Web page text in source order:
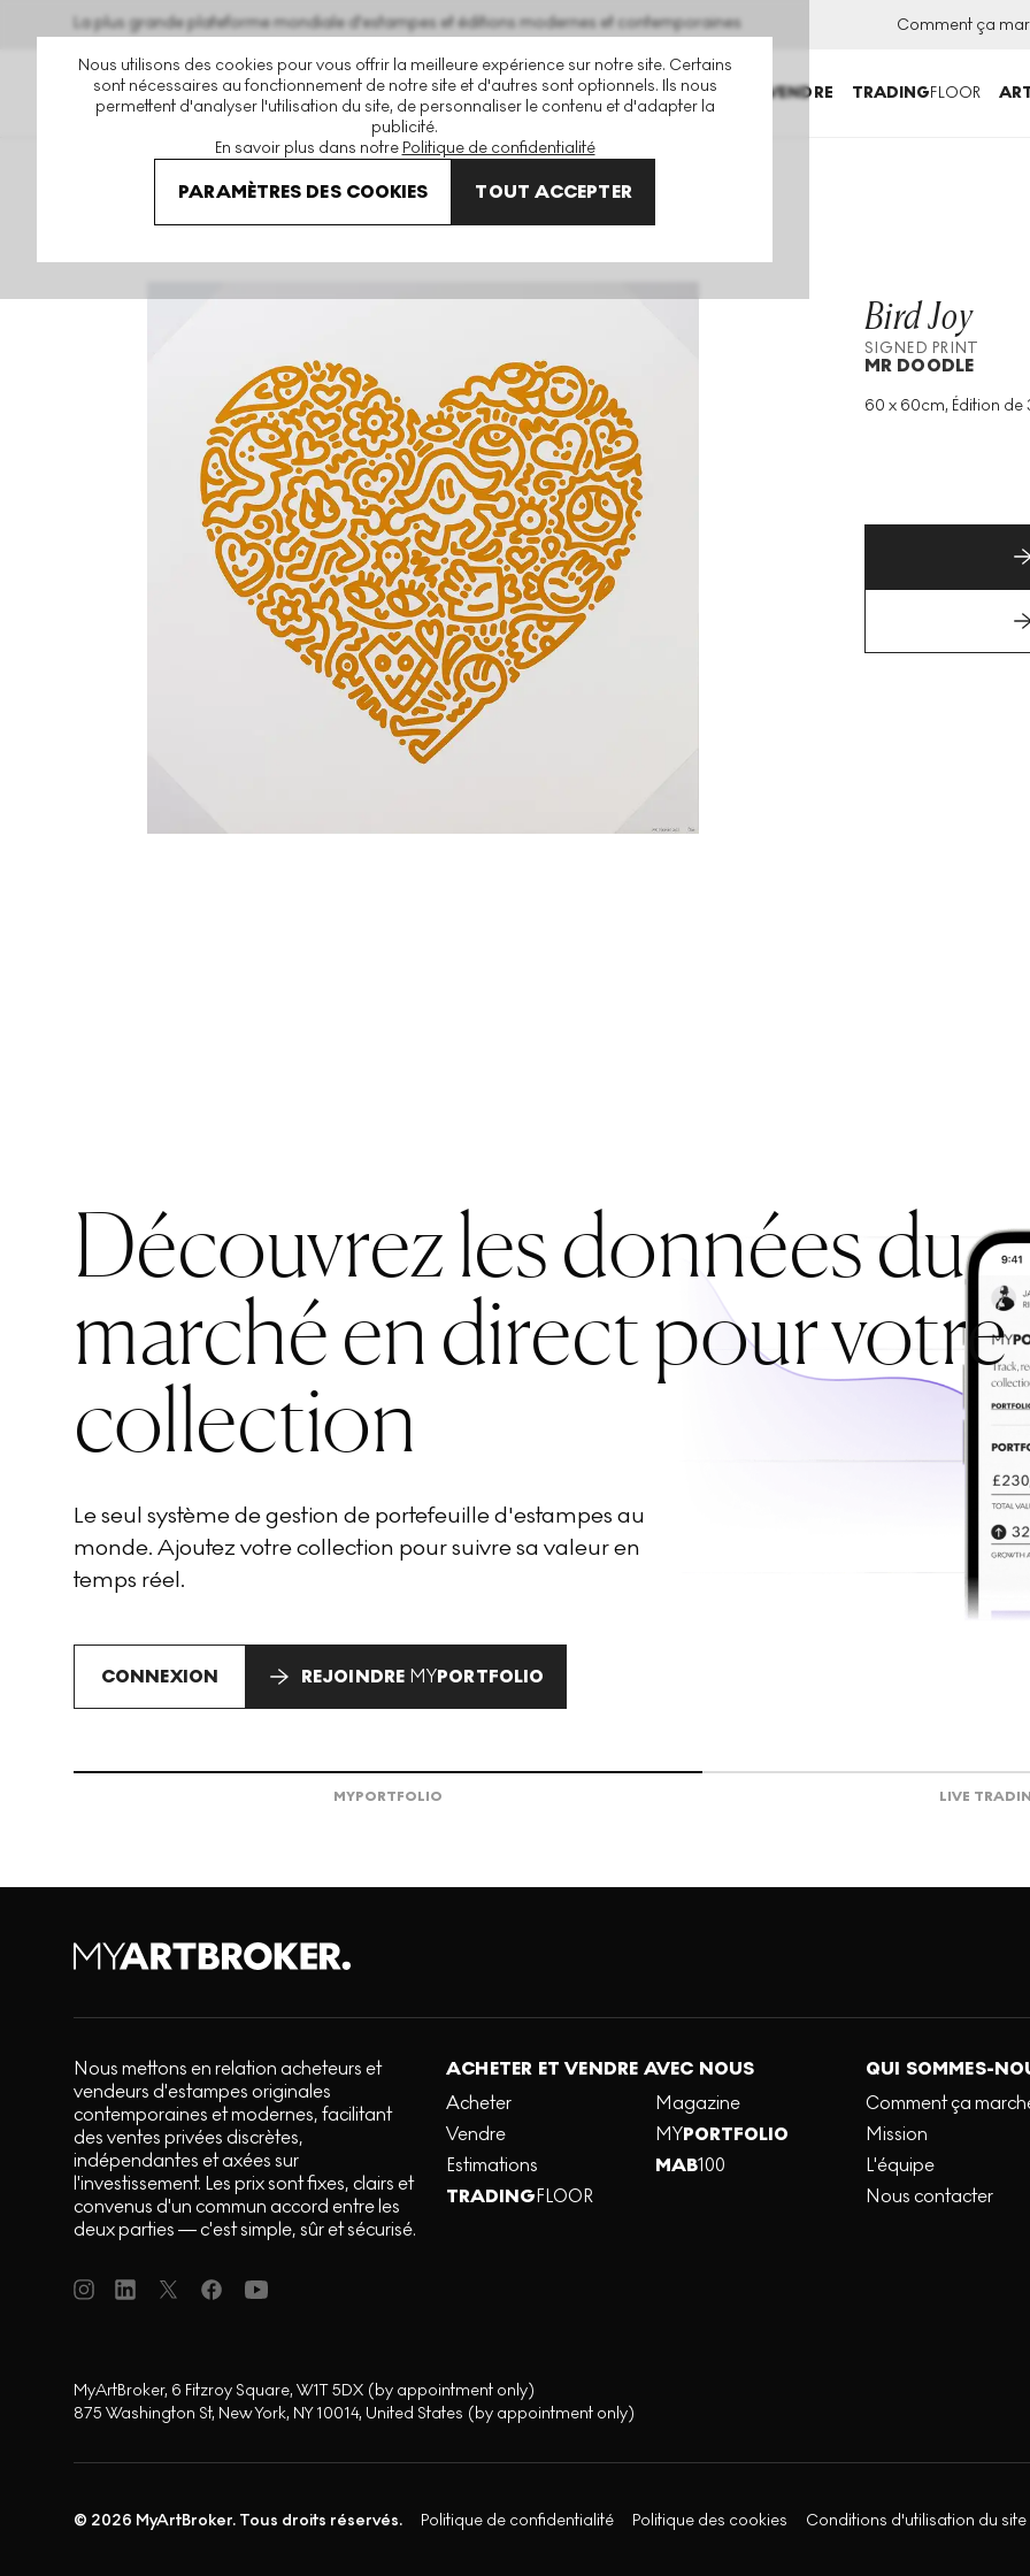
Nous utilisons des cookies pour vous offrir la meilleure expérience sur notre site. Certains
sont nécessaires au fonctionnement de notre site et d'autres sont optionnels. Ils nous
permettent d'analyser l'utilisation du site, de personnaliser le contenu et d'adapter la
publicité.
En savoir plus dans notre Politique de confidentialité
PARAMÈTRES DES COOKIES TOUT ACCEPTER
La plus grande plateforme mondiale d'estampes et éditions modernes et contemporaines Comment ça
ACHETER VENDRE TRADINGFLOOR
Bird Joy
SIGNED PRINT
MR DOODLE
60 x 60cm, Édition de
Technique :
Découvrez les données du
marché en direct pour votre
collection
Le seul système de gestion de portefeuille d'estampes au
monde. Ajoutez votre collection pour suivre sa valeur en
temps réel.
CONNEXION REJOINDRE MYPORTFOLIO
MYPORTFOLIO LIVE
Nous mettons en relation acheteurs et
vendeurs d'estampes originales
contemporaines et modernes, facilitant
des ventes privées discrètes,
indépendantes et axées sur
l'investissement. Les prix sont fixes, clairs et
convenus d'un commun accord entre les
deux parties — c'est simple, sûr et sécurisé.
ACHETER ET VENDRE AVEC NOUS
Acheter
Vendre
Estimations
TRADINGFLOOR
Magazine
MYPORTFOLIO
MAB100
QUI SOMMES-
Comment ça
Mission
L'équipe
Nous contacter
MyArtBroker, 6 Fitzroy Square, W1T 5DX (by appointment only)
875 Washington St, New York, NY 10014, United States (by appointment only)
© 2026 MyArtBroker. Tous droits réservés. Politique de confidentialité Politique des cookies Conditions d'utilisation du site